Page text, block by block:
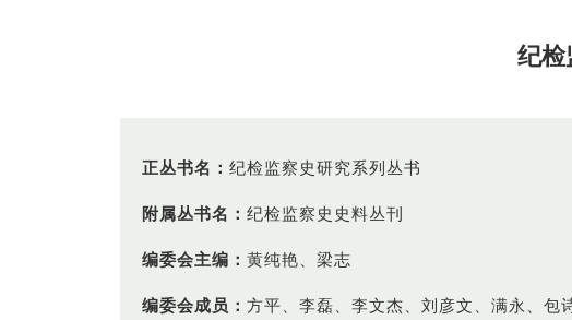
纪检
正丛书名：纪检监察史研究系列丛书
附属丛书名：纪检监察史史料丛刊
编委会主编：黄纯艳、梁志
编委会成员：方平、李磊、李文杰、刘彦文、满永、包